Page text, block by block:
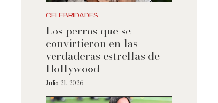
CELEBRIDADES
Los perros que se
convirtieron en las
verdaderas estrellas de
Hollywood
Julio 21, 2026